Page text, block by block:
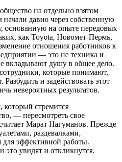
на отдельно взятом
давно через собственную
основанную на опыте передовых
как Toyota, Новомет‑Пермь,
отношения работников к
— это не техника и
вкладывают душу в общее дело.
которые понимают,
и задействовать этот
невероятных результатов.
который стремится
— пересмотреть свое
Марат Нагуманов. Прежде
раздевалками,
для эффективной работы.
увидят и откликнутся.